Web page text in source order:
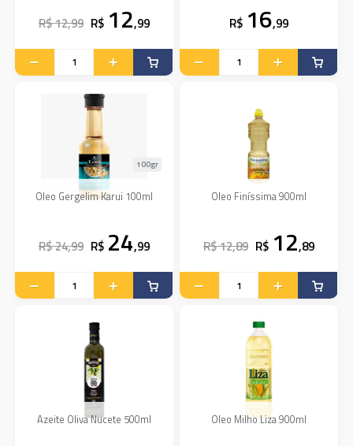
R$ 12,99 R$ 12,99 R$ 16,99
Oleo Gergelim Karui 100ml
100gr
R$ 24,99 R$ 24,99
Oleo Finíssima 900ml
R$ 12,89 R$ 12,89
Azeite Oliva Nucete 500ml Oleo Milho Liza 900ml